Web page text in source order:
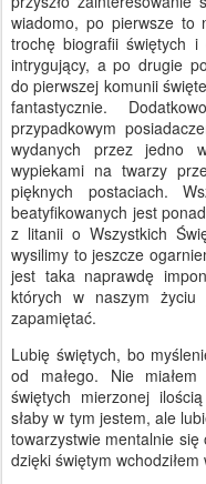
wiadomo, po pierwsze to
trochę biografii świętych
intrygujący, a po drugie
do pierwszej komunii
fantastycznie.
przypadkowym
wydanych przez jedno
wypiekami na twarzy
pięknych postaciach.
beatyfikowanych jest
z litanii o Wszystkich
wysilimy to jeszcze
jest taka naprawdę
których w naszym
zapamiętać.
Lubię świętych, bo
od małego. Nie
świętych mierzonej
słaby w tym jestem, ale
towarzystwie mentalnie
dzięki świętym